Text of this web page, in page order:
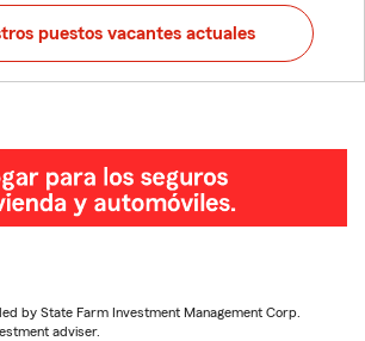
puestos vacantes actuales
by State Farm Investment Management Corp.
adviser.